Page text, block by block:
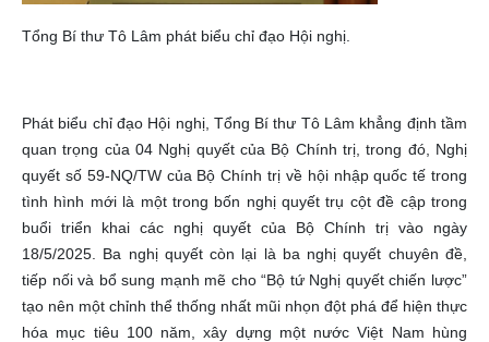
Tổng Bí thư Tô Lâm phát biểu chỉ đạo Hội nghị.
Phát biểu chỉ đạo Hội nghị, Tổng Bí thư Tô Lâm khẳng định tầm
quan trọng của 04 Nghị quyết của Bộ Chính trị, trong đó, Nghị
quyết số 59-NQ/TW của Bộ Chính trị về hội nhập quốc tế trong
tình hình mới là một trong bốn nghị quyết trụ cột đề cập trong
buổi triển khai các nghị quyết của Bộ Chính trị vào ngày
18/5/2025. Ba nghị quyết còn lại là ba nghị quyết chuyên đề,
tiếp nối và bổ sung mạnh mẽ cho “Bộ tứ Nghị quyết chiến lược”
tạo nên một chỉnh thể thống nhất mũi nhọn đột phá để hiện thực
hóa mục tiêu 100 năm, xây dựng một nước Việt Nam hùng